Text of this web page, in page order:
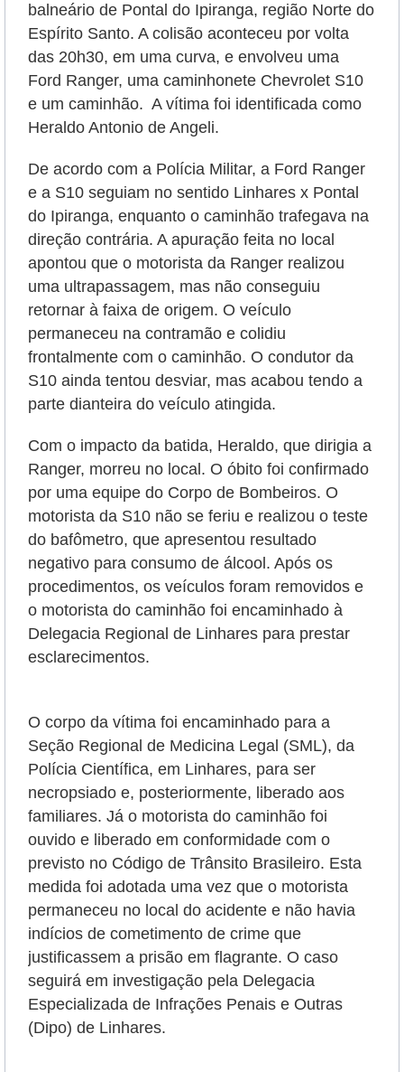
balneário de Pontal do Ipiranga, região Norte do
Espírito Santo. A colisão aconteceu por volta
das 20h30, em uma curva, e envolveu uma
Ford Ranger, uma caminhonete Chevrolet S10
e um caminhão. A vítima foi identificada como
Heraldo Antonio de Angeli.
De acordo com a Polícia Militar, a Ford Ranger
e a S10 seguiam no sentido Linhares x Pontal
do Ipiranga, enquanto o caminhão trafegava na
direção contrária. A apuração feita no local
apontou que o motorista da Ranger realizou
uma ultrapassagem, mas não conseguiu
retornar à faixa de origem. O veículo
permaneceu na contramão e colidiu
frontalmente com o caminhão. O condutor da
S10 ainda tentou desviar, mas acabou tendo a
parte dianteira do veículo atingida.
Com o impacto da batida, Heraldo, que dirigia a
Ranger, morreu no local. O óbito foi confirmado
por uma equipe do Corpo de Bombeiros. O
motorista da S10 não se feriu e realizou o teste
do bafômetro, que apresentou resultado
negativo para consumo de álcool. Após os
procedimentos, os veículos foram removidos e
o motorista do caminhão foi encaminhado à
Delegacia Regional de Linhares para prestar
esclarecimentos.
O corpo da vítima foi encaminhado para a
Seção Regional de Medicina Legal (SML), da
Polícia Científica, em Linhares, para ser
necropsiado e, posteriormente, liberado aos
familiares. Já o motorista do caminhão foi
ouvido e liberado em conformidade com o
previsto no Código de Trânsito Brasileiro. Esta
medida foi adotada uma vez que o motorista
permaneceu no local do acidente e não havia
indícios de cometimento de crime que
justificassem a prisão em flagrante. O caso
seguirá em investigação pela Delegacia
Especializada de Infrações Penais e Outras
(Dipo) de Linhares.